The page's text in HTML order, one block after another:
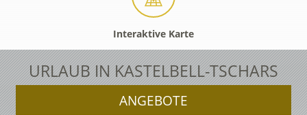
Interaktive Karte
URLAUB IN KASTELBELL-TSCHARS
ANGEBOTE